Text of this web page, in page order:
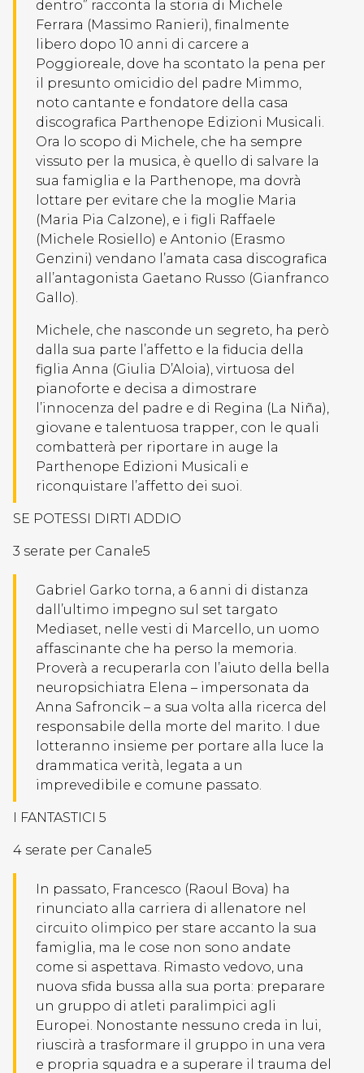
dentro” racconta la storia di Michele
Ferrara (Massimo Ranieri), finalmente
libero dopo 10 anni di carcere a
Poggioreale, dove ha scontato la pena per
il presunto omicidio del padre Mimmo,
noto cantante e fondatore della casa
discografica Parthenope Edizioni Musicali.
Ora lo scopo di Michele, che ha sempre
vissuto per la musica, è quello di salvare la
sua famiglia e la Parthenope, ma dovrà
lottare per evitare che la moglie Maria
(Maria Pia Calzone), e i figli Raffaele
(Michele Rosiello) e Antonio (Erasmo
Genzini) vendano l’amata casa discografica
all’antagonista Gaetano Russo (Gianfranco
Gallo).
Michele, che nasconde un segreto, ha però
dalla sua parte l’affetto e la fiducia della
figlia Anna (Giulia D’Aloia), virtuosa del
pianoforte e decisa a dimostrare
l’innocenza del padre e di Regina (La Niña),
giovane e talentuosa trapper, con le quali
combatterà per riportare in auge la
Parthenope Edizioni Musicali e
riconquistare l’affetto dei suoi.
SE POTESSI DIRTI ADDIO
3 serate per Canale5
Gabriel Garko torna, a 6 anni di distanza
dall’ultimo impegno sul set targato
Mediaset, nelle vesti di Marcello, un uomo
affascinante che ha perso la memoria.
Proverà a recuperarla con l’aiuto della bella
neuropsichiatra Elena – impersonata da
Anna Safroncik – a sua volta alla ricerca del
responsabile della morte del marito. I due
lotteranno insieme per portare alla luce la
drammatica verità, legata a un
imprevedibile e comune passato.
I FANTASTICI 5
4 serate per Canale5
In passato, Francesco (Raoul Bova) ha
rinunciato alla carriera di allenatore nel
circuito olimpico per stare accanto la sua
famiglia, ma le cose non sono andate
come si aspettava. Rimasto vedovo, una
nuova sfida bussa alla sua porta: preparare
un gruppo di atleti paralimpici agli
Europei. Nonostante nessuno creda in lui,
riuscirà a trasformare il gruppo in una vera
e propria squadra e a superare il trauma del